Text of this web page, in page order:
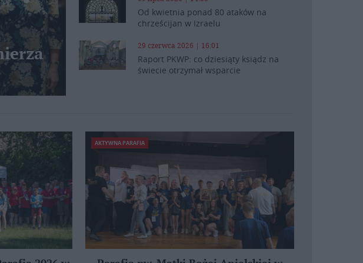
Od kwietnia ponad 80 ataków na
chrześcijan w Izraelu
29 czerwca 2026 | 16:01
Raport PKWP: co dziesiąty ksiądz na
świecie otrzymał wsparcie
AKTYWNA PARAFIA